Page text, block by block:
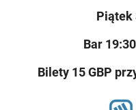
Piątek
Bar
Bilety 15 GBP